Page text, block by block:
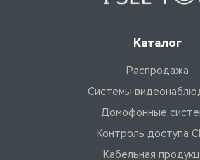
Каталог
Распродажа
Системы
Домофонные
Контроль доступа
Кабельная